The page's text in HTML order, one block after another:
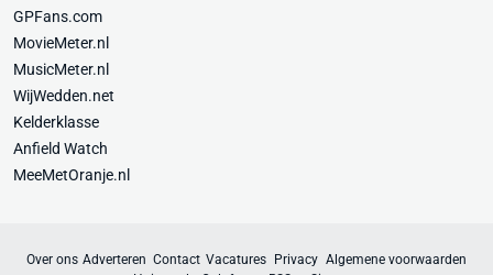
GPFans.com
MovieMeter.nl
MusicMeter.nl
WijWedden.net
Kelderklasse
Anfield Watch
MeeMetOranje.nl
Over ons Adverteren Contact Vacatures Privacy Algemene voorwaarden